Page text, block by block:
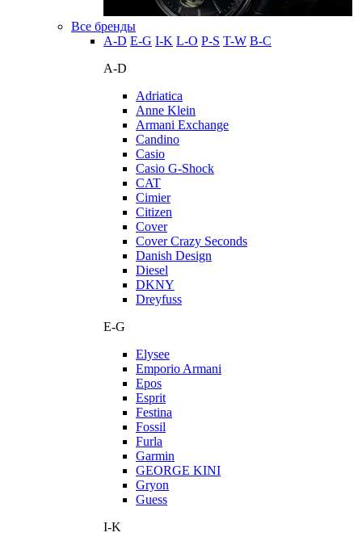
Все бренды
A-D E-G I-K L-O P-S T-W В-С
A-D
Adriatica
Anne Klein
Armani Exchange
Candino
Casio
Casio G-Shock
CAT
Cimier
Citizen
Cover
Cover Crazy Seconds
Danish Design
Diesel
DKNY
Dreyfuss
E-G
Elysee
Emporio Armani
Epos
Esprit
Festina
Fossil
Furla
Garmin
GEORGE KINI
Gryon
Guess
I-K